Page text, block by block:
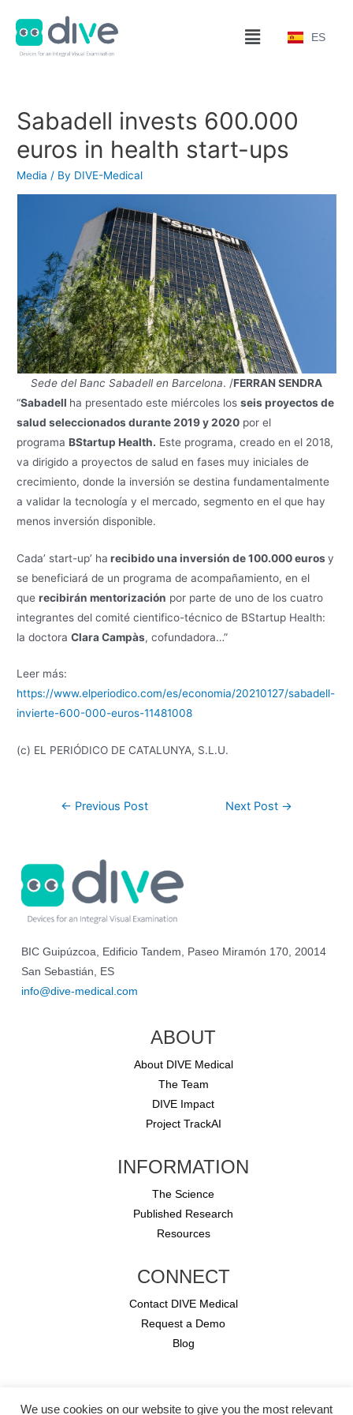
ES
Sabadell invests 600.000
euros in health start-ups
Media / By DIVE-Medical
Sede del Banc Sabadell en Barcelona. /FERRAN SENDRA
“Sabadell ha presentado este miércoles losseis proyectos de
salud seleccionados durante 2019 y 2020 por el
programaBStartup Health. Este programa, creado en el 2018,
va dirigido a proyectos de salud en fases muy iniciales de
crecimiento, donde la inversión se destina fundamentalmente
a validar la tecnología y el mercado, segmento en el que hay
menos inversión disponible.
Cada’ start-up’ ha recibido una inversión de 100.000 eurosy
se beneficiará de un programa de acompañamiento, en el
querecibirán mentorización por parte de uno de los cuatro
integrantes del comité cientifico-técnico de BStartup Health:
la doctoraClara Campàs, cofundadora…”
Leer más:
https://www.elperiodico.com/es/economia/20210127/sabadell-
invierte-600-000-euros-11481008
(c) EL PERIÓDICO DE CATALUNYA, S.L.U.
← Previous Post Next Post →
BIC Guipúzcoa, Edificio Tandem, Paseo Miramón 170, 20014
San Sebastián, ES
info@dive-medical.com
ABOUT
About DIVE Medical
The Team
DIVE Impact
Project TrackAI
INFORMATION
The Science
Published Research
Resources
CONNECT
Contact DIVE Medical
Request a Demo
Blog
We use cookies on our website to give you the most relevant